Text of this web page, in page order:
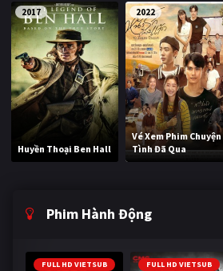
2017
Huyền Thoại Ben Hall
2022
Vé Xem Phim Chuyện
Tình Đã Qua
Phim Hành Động
FULL HD VIETSUB FULL HD VIETSUB